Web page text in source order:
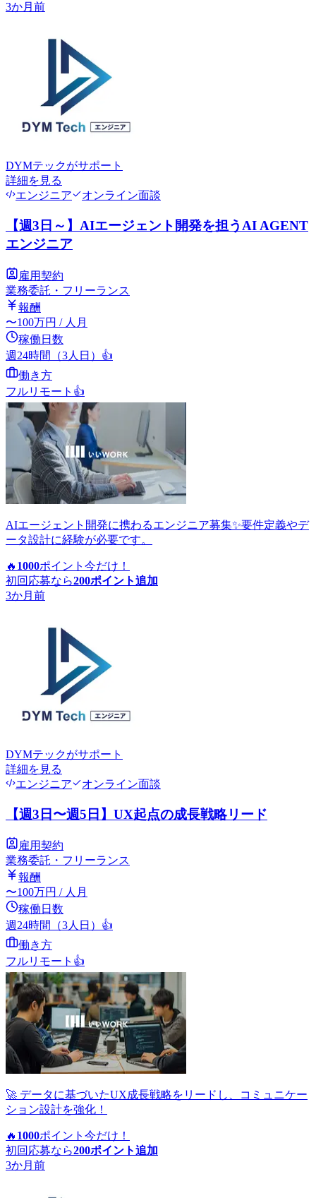
3か月前
DYMテックがサポート
詳細を見る
エンジニア
オンライン面談
【週3日～】AIエージェント開発を担うAI AGENT
エンジニア
雇用契約
業務委託・フリーランス
報酬
〜100万円 / 人月
稼働日数
週24時間（3人日） 👍
働き方
フルリモート 👍
AIエージェント開発に携わるエンジニア募集✨要件定義やデ
ータ設計に経験が必要です。
🔥 1000ポイント 今だけ！
初回応募なら200ポイント追加
3か月前
DYMテックがサポート
詳細を見る
エンジニア
オンライン面談
【週3日〜週5日】UX起点の成長戦略リード
雇用契約
業務委託・フリーランス
報酬
〜100万円 / 人月
稼働日数
週24時間（3人日） 👍
働き方
フルリモート 👍
🚀 データに基づいたUX成長戦略をリードし、コミュニケー
ション設計を強化！
🔥 1000ポイント 今だけ！
初回応募なら200ポイント追加
3か月前